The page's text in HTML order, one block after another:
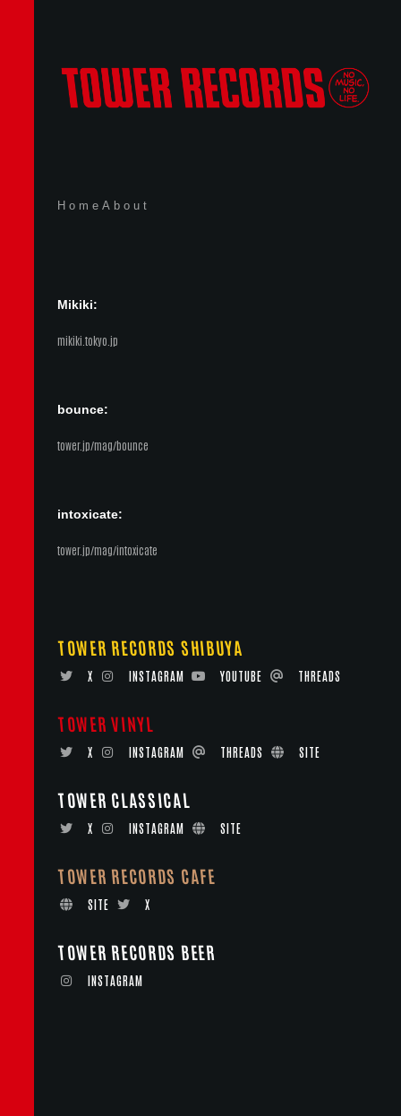
Home About
Mikiki:
mikiki.tokyo.jp
bounce:
tower.jp/mag/bounce
intoxicate:
tower.jp/mag/intoxicate
TOWER RECORDS SHIBUYA
X INSTAGRAM YOUTUBE THREADS
TOWER VINYL
X INSTAGRAM THREADS SITE
TOWER CLASSICAL
X INSTAGRAM SITE
TOWER RECORDS CAFE
SITE X
TOWER RECORDS BEER
INSTAGRAM